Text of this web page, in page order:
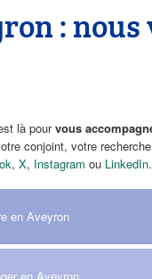
: nous
là pourvous
conjoint, votre
, X, Instagram ou LinkedIn.
en Aveyron
en Aveyron